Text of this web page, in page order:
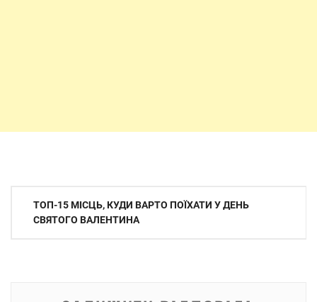
Навігація
записів
ТОП-15 МІСЦЬ, КУДИ ВАРТО ПОЇХАТИ У ДЕНЬ
СВЯТОГО ВАЛЕНТИНА